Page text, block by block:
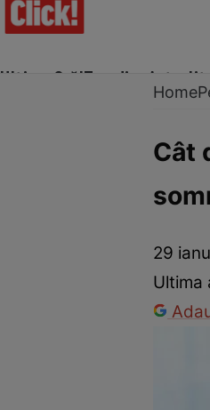
Ultima Oră!Trending
Dezvoltare personală
Home
Cât
29
Ultima